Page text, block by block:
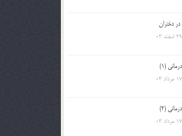
در دختران
29 اسفند 03
(1)
17 مرداد 03
(2)
17 مرداد 03